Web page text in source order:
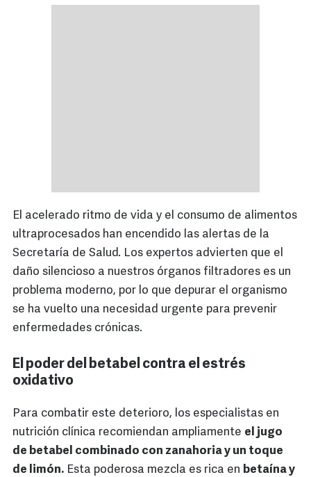
El acelerado ritmo de vida y el consumo de alimentos
ultraprocesados han encendido las alertas de la
Secretaría de Salud. Los expertos advierten que el
daño silencioso a nuestros órganos filtradores es un
problema moderno, por lo que depurar el organismo
se ha vuelto una necesidad urgente para prevenir
enfermedades crónicas.
El poder del betabel contra el estrés
oxidativo
Para combatir este deterioro, los especialistas en
nutrición clínica recomiendan ampliamente el jugo
de betabel combinado con zanahoria y un toque
de limón. Esta poderosa mezcla es rica en betaína y